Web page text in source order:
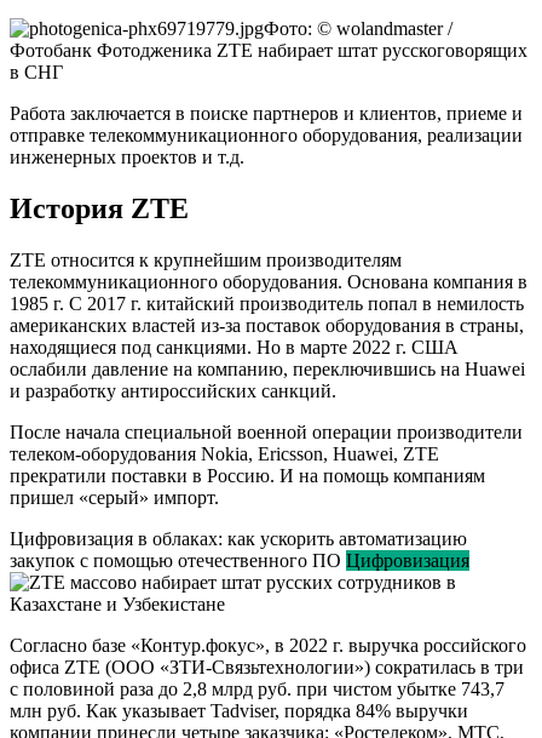
Фото: © wolandmaster /
Фотобанк Фотодженика ZTE набирает штат русскоговорящих
в СНГ
Работа заключается в поиске партнеров и клиентов, приеме и
отправке телекоммуникационного оборудования, реализации
инженерных проектов и т.д.
История ZTE
ZTE относится к крупнейшим производителям
телекоммуникационного оборудования. Основана компания в
1985 г. С 2017 г. китайский производитель попал в немилость
американских властей из-за поставок оборудования в страны,
находящиеся под санкциями. Но в марте 2022 г. США
ослабили давление на компанию, переключившись на Huawei
и разработку антироссийских санкций.
После начала специальной военной операции производители
телеком-оборудования Nokia, Ericsson, Huawei, ZTE
прекратили поставки в Россию. И на помощь компаниям
пришел «серый» импорт.
Цифровизация в облаках: как ускорить автоматизацию
закупок с помощью отечественного ПО Цифровизация
Согласно базе «Контур.фокус», в 2022 г. выручка российского
офиса ZTE (ООО «ЗТИ-Связьтехнологии») сократилась в три
с половиной раза до 2,8 млрд руб. при чистом убытке 743,7
млн руб. Как указывает Tadviser, порядка 84% выручки
компании принесли четыре заказчика: «Ростелеком», МТС,